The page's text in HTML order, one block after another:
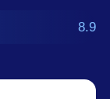
8.9